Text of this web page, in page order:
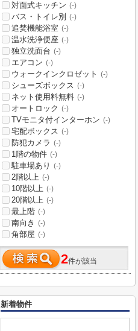
対面式キッチン (-)
バス・トイレ別 (-)
追焚機能浴室 (-)
温水洗浄便座 (-)
独立洗面台 (-)
エアコン (-)
ウォークインクロゼット (-)
シューズボックス (-)
ネット使用料無料 (-)
オートロック (-)
TVモニタ付インターホン (-)
宅配ボックス (-)
防犯カメラ (-)
1階の物件 (-)
駐車場あり (-)
2階以上 (-)
10階以上 (-)
20階以上 (-)
最上階 (-)
南向き (-)
角部屋 (-)
2件が該当
新着物件